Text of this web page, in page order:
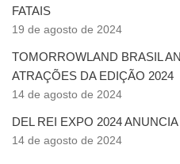
FATAIS
19 de agosto de 2024
TOMORROWLAND BRASIL
ATRAÇÕES DA EDIÇÃO 2024
14 de agosto de 2024
DEL REI EXPO 2024
14 de agosto de 2024